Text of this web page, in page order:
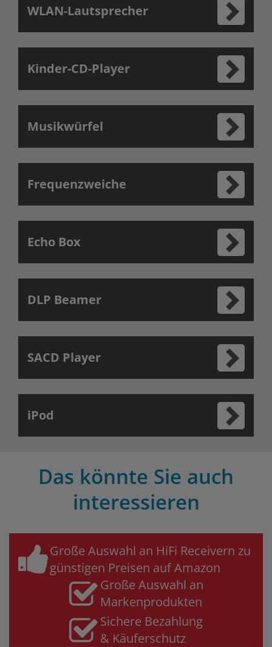
WLAN-Lautsprecher
Kinder-CD-Player
Musikwürfel
Frequenzweiche
Echo Box
DLP Beamer
SACD Player
iPod
Das könnte Sie auch
interessieren
Große Auswahl an HiFi Receivern zu
günstigen Preisen auf Amazon
Große Auswahl an
Markenprodukten
Sichere Bezahlung
& Käuferschutz